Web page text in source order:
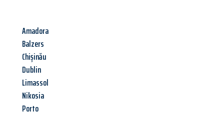
Amadora
Balzers
Chișinău
Dublin
Limassol
Nikosia
Porto